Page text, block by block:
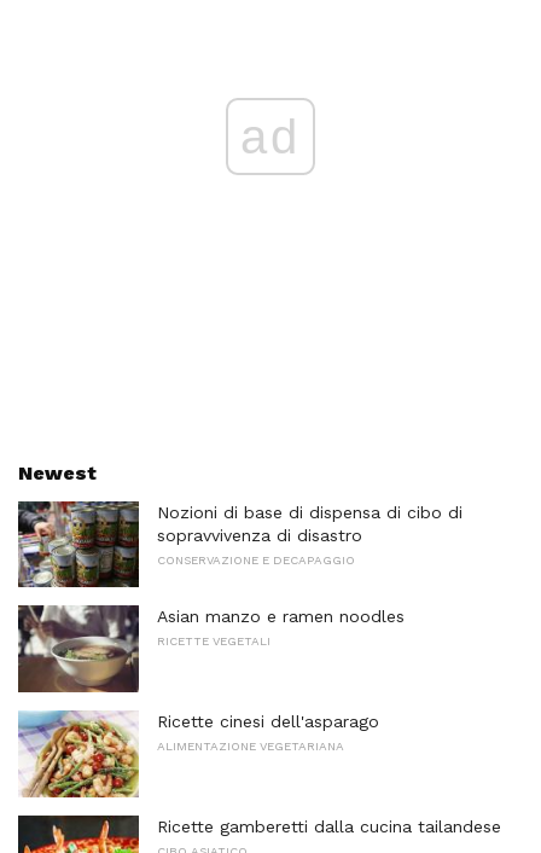
ad
Newest
Nozioni di base di dispensa di cibo di
sopravvivenza di disastro
CONSERVAZIONE E DECAPAGGIO
Asian manzo e ramen noodles
RICETTE VEGETALI
Ricette cinesi dell'asparago
ALIMENTAZIONE VEGETARIANA
Ricette gamberetti dalla cucina tailandese